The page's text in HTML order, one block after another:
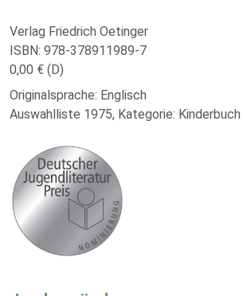
Verlag Friedrich Oetinger
ISBN: 978-378911989-7
0,00 € (D)
Originalsprache: Englisch
Auswahlliste 1975, Kategorie: Kinderbuch